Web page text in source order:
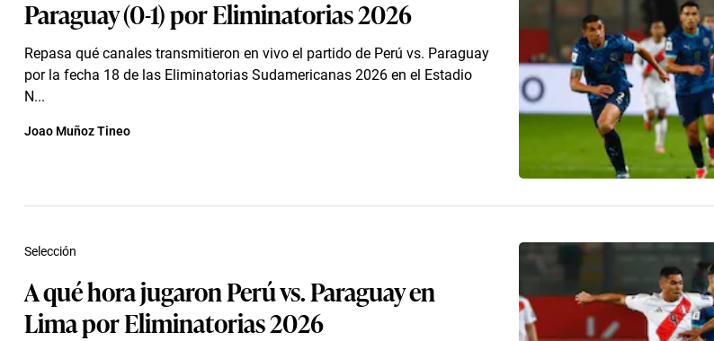
Paraguay (0-1) por Eliminatorias 2026
Repasa qué canales transmitieron en vivo el partido de Perú vs. Paraguay
por la fecha 18 de las Eliminatorias Sudamericanas 2026 en el Estadio
N...
Joao Muñoz Tineo
A qué hora jugaron Perú vs. Paraguay en
Lima por Eliminatorias 2026
Selección